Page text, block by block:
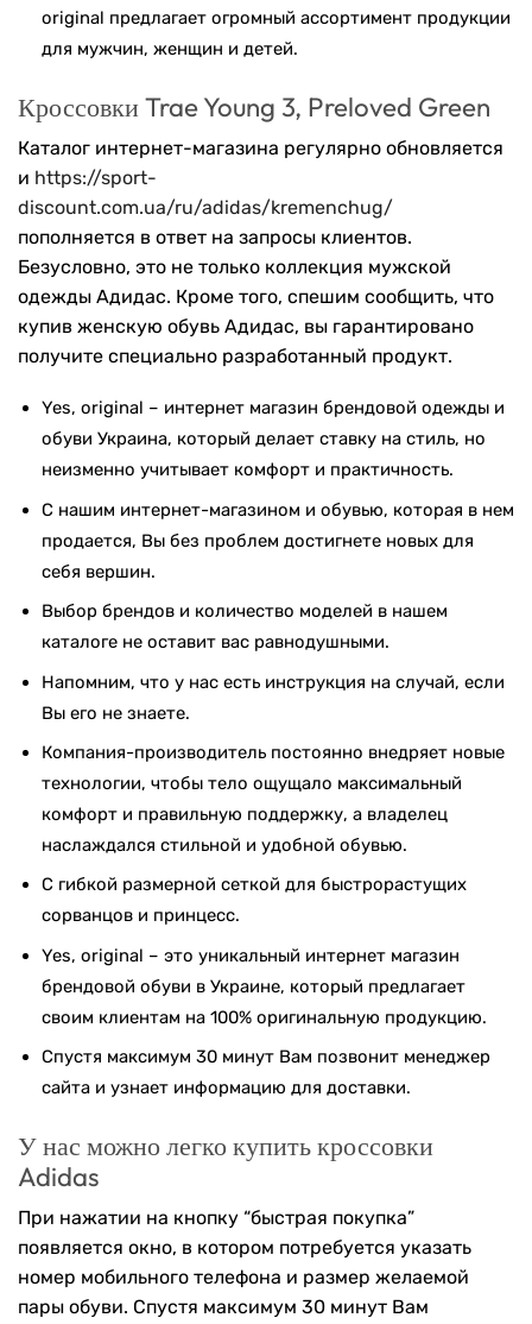
original предлагает огромный ассортимент продукции
для мужчин, женщин и детей.
Кроссовки Trae Young 3, Preloved Green
Каталог интернет-магазина регулярно обновляется
и https://sport-
discount.com.ua/ru/adidas/kremenchug/
пополняется в ответ на запросы клиентов.
Безусловно, это не только коллекция мужской
одежды Адидас. Кроме того, спешим сообщить, что
купив женскую обувь Адидас, вы гарантировано
получите специально разработанный продукт.
Yes, original – интернет магазин брендовой одежды и
обуви Украина, который делает ставку на стиль, но
неизменно учитывает комфорт и практичность.
С нашим интернет-магазином и обувью, которая в нем
продается, Вы без проблем достигнете новых для
себя вершин.
Выбор брендов и количество моделей в нашем
каталоге не оставит вас равнодушными.
Напомним, что у нас есть инструкция на случай, если
Вы его не знаете.
Компания-производитель постоянно внедряет новые
технологии, чтобы тело ощущало максимальный
комфорт и правильную поддержку, а владелец
наслаждался стильной и удобной обувью.
С гибкой размерной сеткой для быстрорастущих
сорванцов и принцесс.
Yes, original – это уникальный интернет магазин
брендовой обуви в Украине, который предлагает
своим клиентам на 100% оригинальную продукцию.
Спустя максимум 30 минут Вам позвонит менеджер
сайта и узнает информацию для доставки.
У нас можно легко купить кроссовки
Adidas
При нажатии на кнопку “быстрая покупка”
появляется окно, в котором потребуется указать
номер мобильного телефона и размер желаемой
пары обуви. Спустя максимум 30 минут Вам